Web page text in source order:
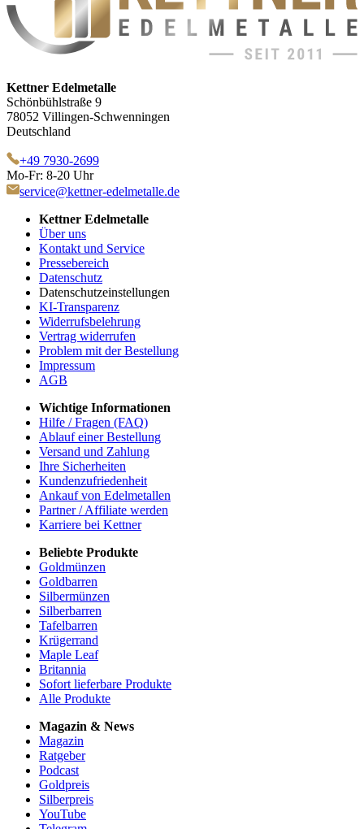
Kettner Edelmetalle
Schönbühlstraße 9
78052 Villingen-Schwenningen
Deutschland
+49 7930-2699
Mo-Fr: 8-20 Uhr
service@kettner-edelmetalle.de
Kettner Edelmetalle
Über uns
Kontakt und Service
Pressebereich
Datenschutz
Datenschutzeinstellungen
KI-Transparenz
Widerrufsbelehrung
Vertrag widerrufen
Problem mit der Bestellung
Impressum
AGB
Wichtige Informationen
Hilfe / Fragen (FAQ)
Ablauf einer Bestellung
Versand und Zahlung
Ihre Sicherheiten
Kundenzufriedenheit
Ankauf von Edelmetallen
Partner / Affiliate werden
Karriere bei Kettner
Beliebte Produkte
Goldmünzen
Goldbarren
Silbermünzen
Silberbarren
Tafelbarren
Krügerrand
Maple Leaf
Britannia
Sofort lieferbare Produkte
Alle Produkte
Magazin & News
Magazin
Ratgeber
Podcast
Goldpreis
Silberpreis
YouTube